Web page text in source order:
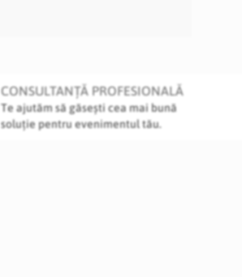
CONSULTANȚĂ PROFESIONALĂ
Te ajutăm să găsești cea mai bună
soluție pentru evenimentul tău.